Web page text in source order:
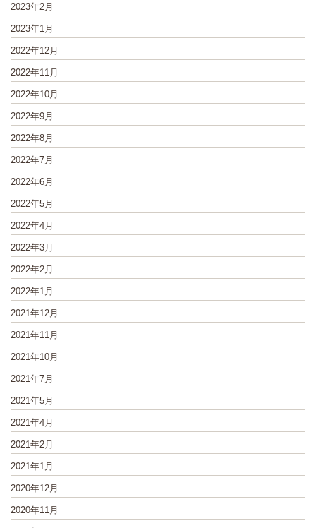
2023年2月
2023年1月
2022年12月
2022年11月
2022年10月
2022年9月
2022年8月
2022年7月
2022年6月
2022年5月
2022年4月
2022年3月
2022年2月
2022年1月
2021年12月
2021年11月
2021年10月
2021年7月
2021年5月
2021年4月
2021年2月
2021年1月
2020年12月
2020年11月